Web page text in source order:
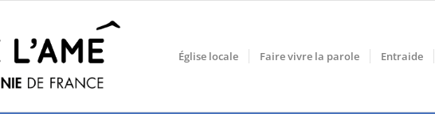
Église locale Faire vivre la parole Entraide